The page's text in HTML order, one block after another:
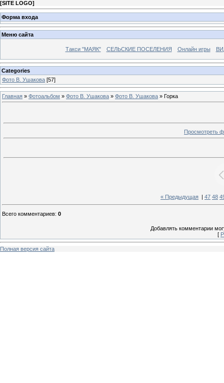
[SITE LOGO]
Форма входа
Меню сайта
Такси "МАЯК" СЕЛЬСКИЕ ПОСЕЛЕНИЯ Онлайн игры
Categories
Фото В. Ушакова [57]
Главная » Фотоальбом » Фото В. Ушакова » Фото В. Ушакова » Горка
Просмотреть
« Предыдущая 47 48
Всего комментариев: 0
Добавлять комментарии
[
Полная версия сайта